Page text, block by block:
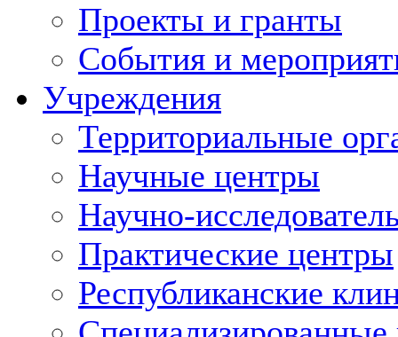
Проекты и гранты
События и
Учреждения
Территориальные
Научные центры
Научно-
Практические центры
Республиканские